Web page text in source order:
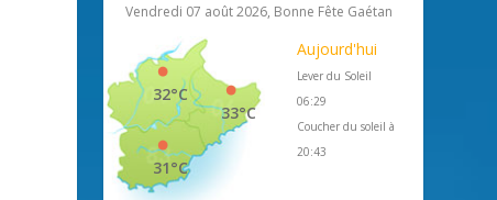
Vendredi 07 août 2026, Bonne Fête Gaétan
33°C
32°C
31°C
Aujourd'hui
Lever du Soleil
06:29
Coucher du soleil à
20:43